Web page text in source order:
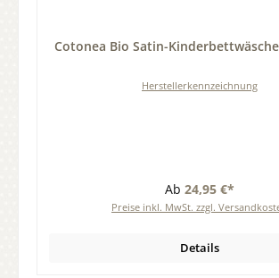
Cotonea Bio Satin-
Herstellerkennzeichnung
Ab 24,95 €*
Preise inkl. MwSt. zzgl.
Details